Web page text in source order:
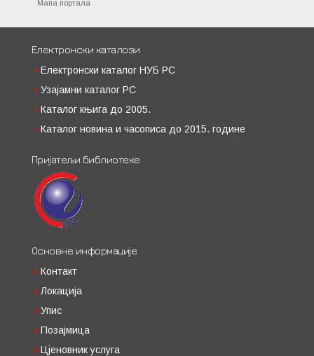
Мапа портала
Електронски каталози
Електронски каталог НУБ РС
Узајамни каталог РС
Каталог књига до 2005.
Каталог новина и часописа до 2015. године
Пријатељи библиотеке
Основне информације
Контакт
Локација
Упис
Позајмица
Цјеновник услуга